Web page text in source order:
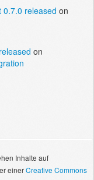
0.7.0 released on
on
Inhalte auf
einerCreative Commons